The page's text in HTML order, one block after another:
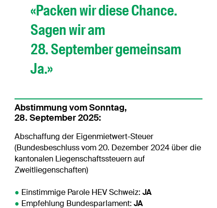
«Packen wir diese Chance.
Sagen wir am
28. September gemeinsam
Ja.»
Abstimmung vom Sonntag,
28. September 2025:
Abschaffung der Eigenmietwert-Steuer
(Bundesbeschluss vom 20. Dezember 2024 über die
kantonalen Liegenschaftssteuern auf
Zweitliegenschaften)
● Einstimmige Parole HEV Schweiz: JA
● Empfehlung Bundesparlament: JA